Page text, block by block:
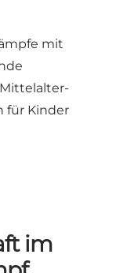
mit
für Kinder
im